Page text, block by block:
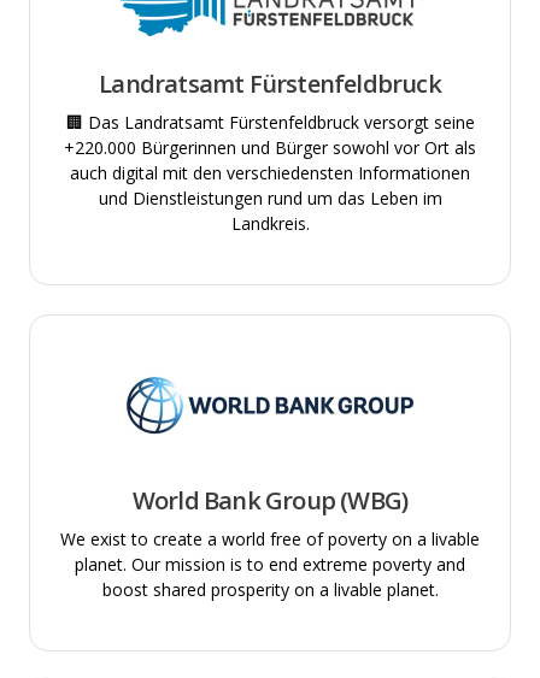
Landratsamt Fürstenfeldbruck
🏢 Das Landratsamt Fürstenfeldbruck versorgt seine
+220.000 Bürgerinnen und Bürger sowohl vor Ort als
auch digital mit den verschiedensten Informationen
und Dienstleistungen rund um das Leben im
Landkreis.
World Bank Group (WBG)
We exist to create a world free of poverty on a livable
planet. Our mission is to end extreme poverty and
boost shared prosperity on a livable planet.